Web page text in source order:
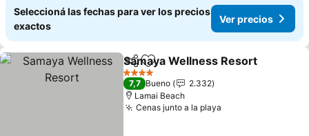
Seleccioná las fechas para ver los precios
exactos
Ver precios
CompartirAñadir a favoritos
Samaya Wellness Resort
4 Estrellas
7,7 Bueno
2.332
Lamai Beach
Cenas junto a la playa